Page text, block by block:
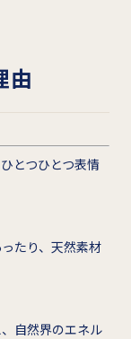
由
とつひとつ表情
たり、天然素材
自然界のエネル